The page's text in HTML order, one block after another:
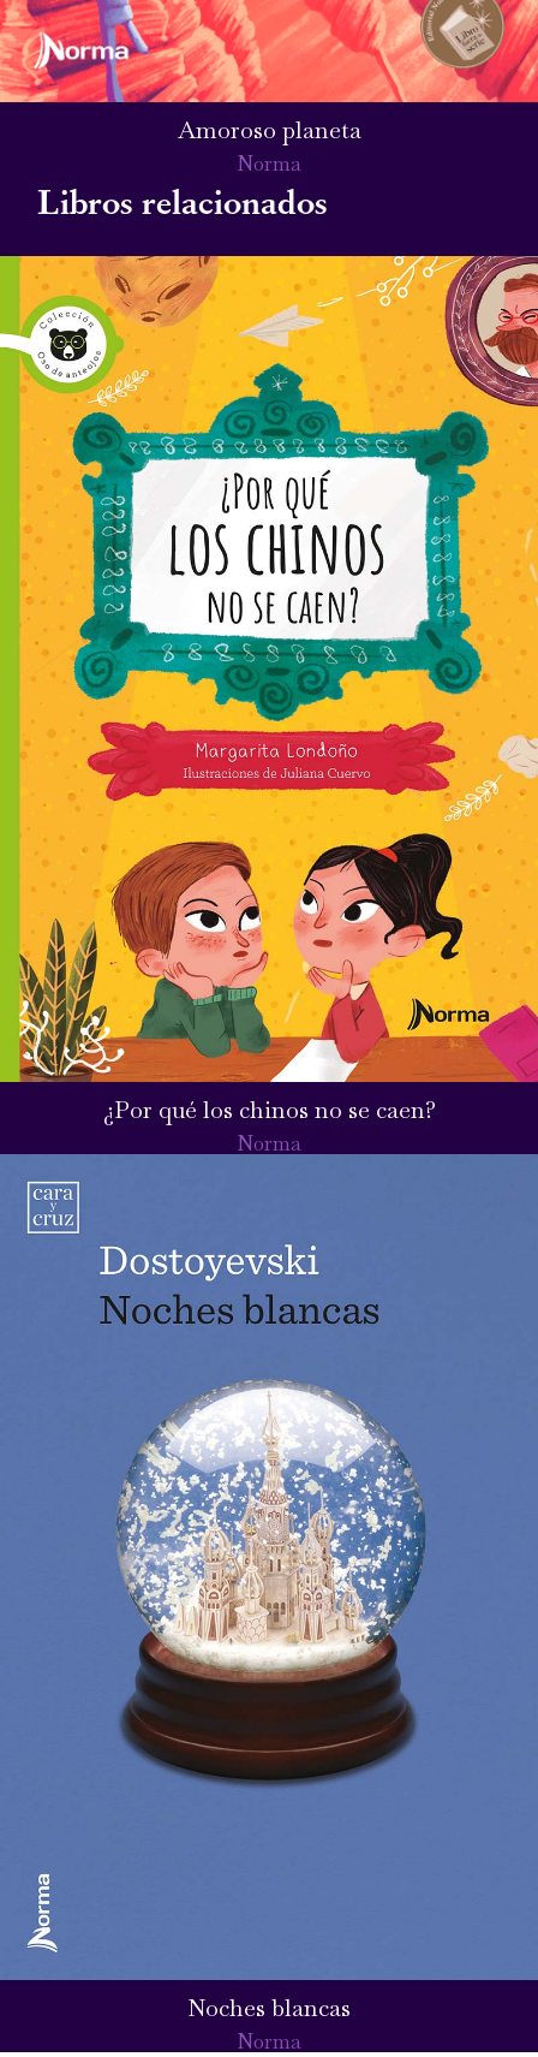
Amoroso planeta
Norma
Libros relacionados
¿Por qué los chinos no se caen?
Norma
Noches blancas
Norma